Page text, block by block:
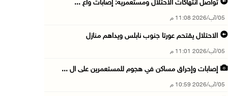
تواصل انتهاكات الاحتلال ومستعمريه: إصابات واع ...
05/آب/2026 11:08 م
الاحتلال يقتحم عورتا جنوب نابلس ويداهم منازل
05/آب/2026 11:01 م
إصابات وإحراق مساكن في هجوم للمستعمرين على ال ...
05/آب/2026 10:59 م